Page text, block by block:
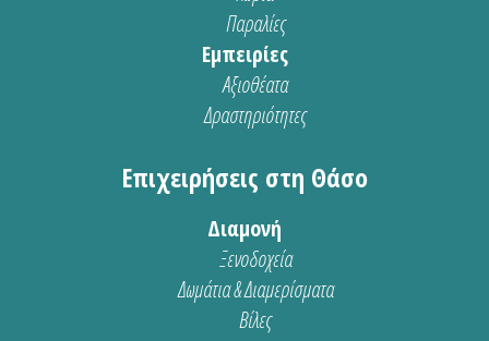
Παραλίες
Εμπειρίες
Αξιοθέατα
Δραστηριότητες
Επιχειρήσεις στη Θάσο
Διαμονή
Ξενοδοχεία
Δωμάτια & Διαμερίσματα
Βίλες